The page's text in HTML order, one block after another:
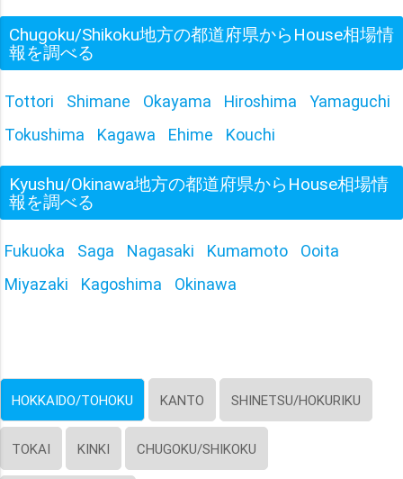
Chugoku/Shikoku地方の都道府県からHouse相場情
報を調べる
Tottori Shimane Okayama Hiroshima
Yamaguchi
Tokushima
Kagawa Ehime Kouchi
Kyushu/Okinawa地方の都道府県からHouse相場情
報を調べる
Fukuoka Saga Nagasaki Kumamoto
Ooita
Miyazaki
Kagoshima Okinawa
HOKKAIDO/TOHOKU KANTO SHINETSU/HOKURIKU
TOKAI KINKI CHUGOKU/SHIKOKU